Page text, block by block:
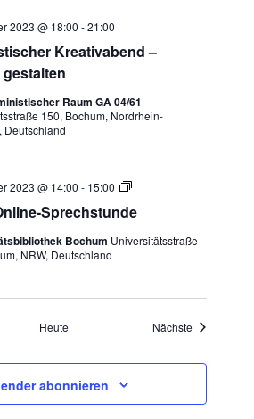
Kreativabend –
2023 @ 18:00 -21:00
Raum GA 04/61
150, Bochum, Nordrhein-
Deutschland
Sprechstunde
2023 @ 14:00 - 15:00
Citavi
Sprechstunde
Bochum Universitätsstraße
NRW, Deutschland
Heute Nächste
abonnieren